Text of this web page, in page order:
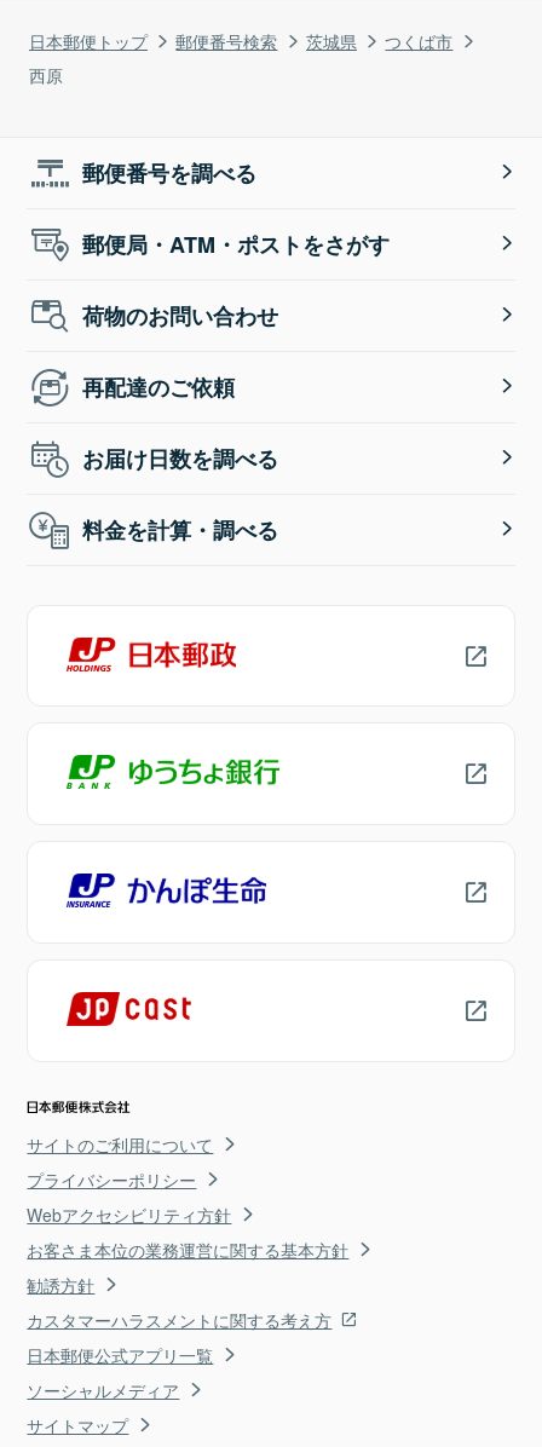
日本郵便トップ 郵便番号検索 茨城県
つくば市
西原
郵便番号を調べる
郵便局・ATM・ポストをさがす
荷物のお問い合わせ
再配達のご依頼
お届け日数を調べる
料金を計算・調べる
サイトのご利用について
プライバシーポリシー
Webアクセシビリティ方針
お客さま本位の業務運営に関する基本方針
勧誘方針
カスタマーハラスメントに関する考え方
日本郵便公式アプリ一覧
ソーシャルメディア
サイトマップ